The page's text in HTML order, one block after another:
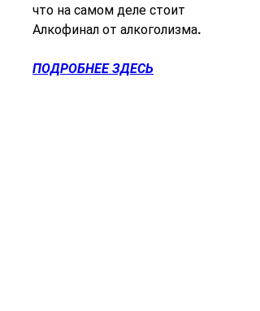
что на самом деле стоит
Алкофинал от алкоголизма.
ПОДРОБНЕЕ ЗДЕСЬ